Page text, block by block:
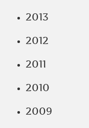
2013
2012
2011
2010
2009